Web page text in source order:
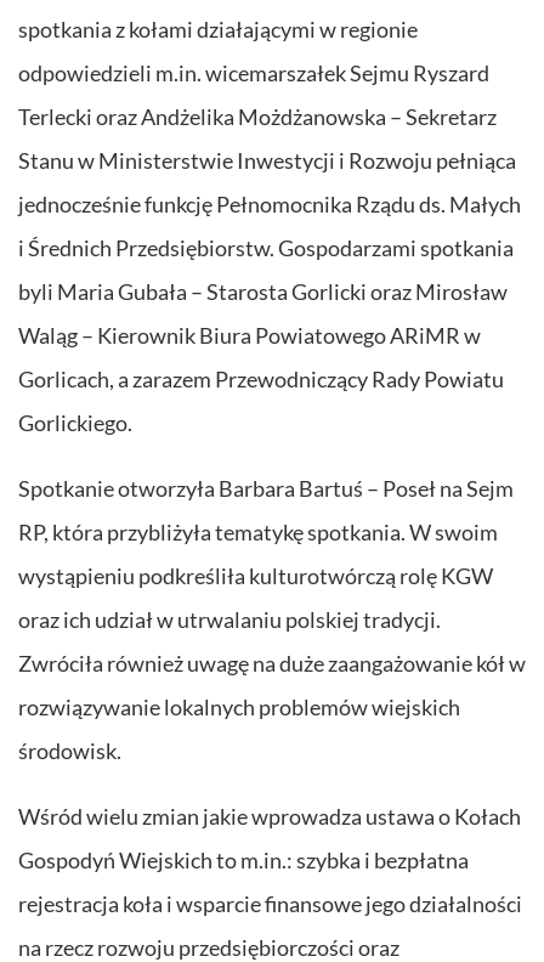
spotkania z kołami działającymi w regionie
odpowiedzieli m.in. wicemarszałek Sejmu Ryszard
Terlecki oraz Andżelika Możdżanowska – Sekretarz
Stanu w Ministerstwie Inwestycji i Rozwoju pełniąca
jednocześnie funkcję Pełnomocnika Rządu ds. Małych
i Średnich Przedsiębiorstw. Gospodarzami spotkania
byli Maria Gubała – Starosta Gorlicki oraz Mirosław
Waląg – Kierownik Biura Powiatowego ARiMR w
Gorlicach, a zarazem Przewodniczący Rady Powiatu
Gorlickiego.
Spotkanie otworzyła Barbara Bartuś – Poseł na Sejm
RP, która przybliżyła tematykę spotkania. W swoim
wystąpieniu podkreśliła kulturotwórczą rolę KGW
oraz ich udział w utrwalaniu polskiej tradycji.
Zwróciła również uwagę na duże zaangażowanie kół w
rozwiązywanie lokalnych problemów wiejskich
środowisk.
Wśród wielu zmian jakie wprowadza ustawa o Kołach
Gospodyń Wiejskich to m.in.: szybka i bezpłatna
rejestracja koła i wsparcie finansowe jego działalności
na rzecz rozwoju przedsiębiorczości oraz